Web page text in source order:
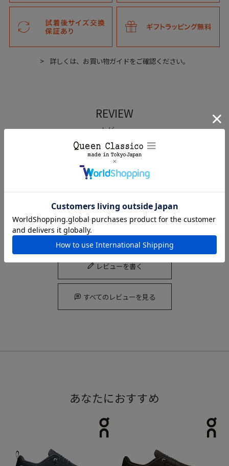
詳しくは、お買い物ガイドをご確認ください。
REVIEW
レビュー
1 購入者 男性
履き心地良く、防水のおかげで雨も全く気になりません。
靴紐を結ぶ必要がないのも利便性良しです。
レビューを書く
すべてのレビューを見る
あなたにおすすめ